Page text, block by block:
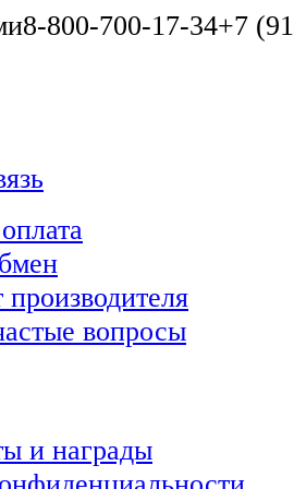
8-800-700-17-34+7
производителя
вопросы
и награды